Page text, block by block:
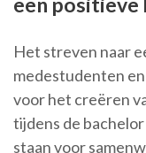
Het streven naar
medestudenten
voor het creëren
tijdens de
staan voor